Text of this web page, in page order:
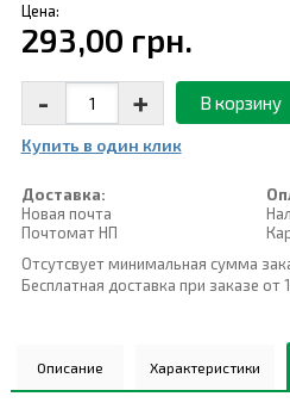
Цена:
293,00 грн.
- + В корзину
Купить в один клик
Доставка:
Новая почта
Почтомат НП
Отсутсвует минимальная сумма
Бесплатная доставка при заказе от
Описание Характеристики